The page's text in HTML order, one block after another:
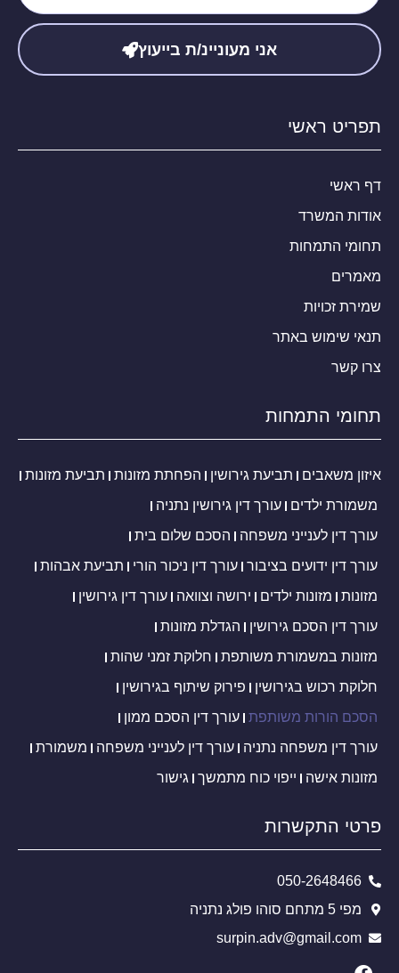
אני מעוניינ/ת בייעוץ
תפריט ראשי
דף ראשי
אודות המשרד
תחומי התמחות
מאמרים
שמירת זכויות
תנאי שימוש באתר
צרו קשר
תחומי התמחות
איזון משאבים תביעת גירושין הפחתת מזונות
תביעת מזונות
משמורת ילדים
עורך דין גירושין נתניה
עורך דין לענייני משפחה
הסכם שלום בית
עורך דין ידועים בציבור עורך דין ניכור הורי
תביעת אבהות
מזונות
מזונות ילדים ירושה וצוואה
עורך דין גירושין
עורך דין הסכם גירושין
הגדלת מזונות
מזונות במשמורת משותפת
חלוקת זמני שהות
חלוקת רכוש בגירושין
פירוק שיתוף בגירושין
הסכם הורות משותפת עורך דין הסכם ממון
עורך דין משפחה נתניה
עורך דין לענייני משפחה
משמורת
מזונות אישה
ייפוי כוח מתמשך גישור
פרטי התקשרות
050-2648466
מפי 5 מתחם סוהו פולג נתניה
surpin.adv@gmail.com